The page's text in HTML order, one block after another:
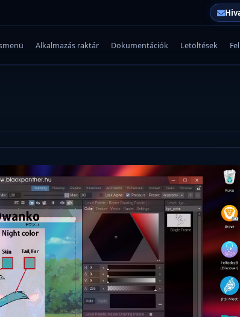
Alkalmazás raktár Dokumentációk Letöltések